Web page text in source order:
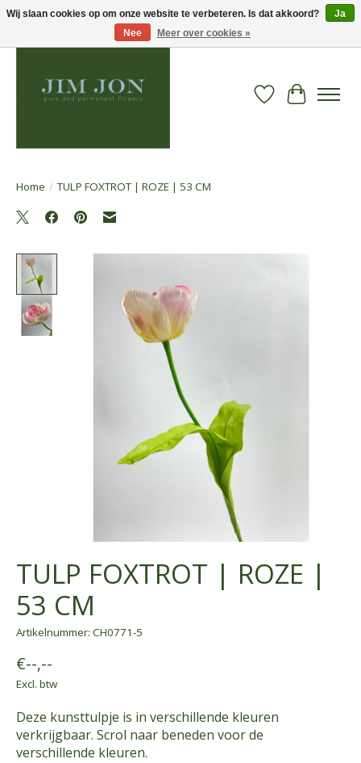
Verlanglijst
Home / TULP FOXTROT | ROZE | 53 CM
TULP FOXTROT | ROZE |
53 CM
Artikelnummer: CH0771-5
€--,--
Excl. btw
Deze kunsttulpje is in verschillende kleuren
verkrijgbaar. Scrol naar beneden voor de
verschillende kleuren.
Wij slaan cookies op om onze website te verbeteren. Is dat akkoord?
Ja
Nee
Meer over cookies »